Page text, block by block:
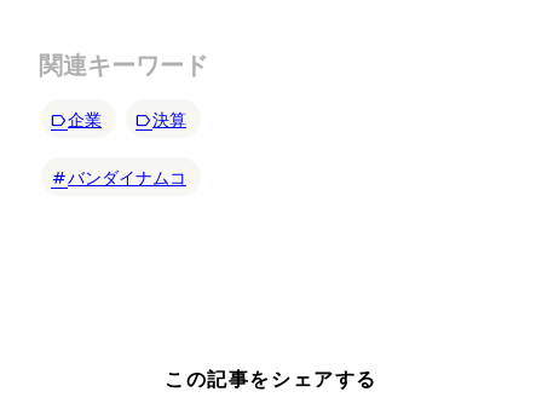
関連キーワード
企業 決算
バンダイナムコ
この記事をシェアする